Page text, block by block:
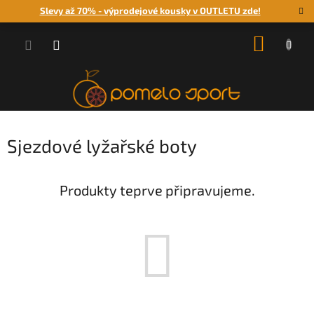
Slevy až 70% - výprodejové kousky v OUTLETU zde!
Sjezdové lyžařské boty
Produkty teprve připravujeme.